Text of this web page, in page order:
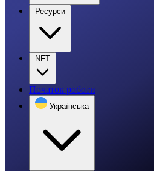
Ресурси
NFT
Початок роботи
Українська